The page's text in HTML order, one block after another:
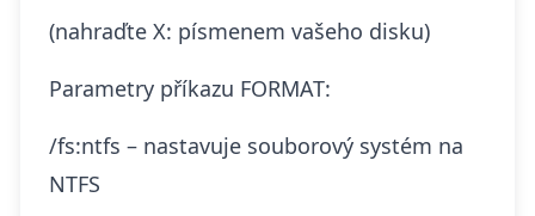
(nahraďte X: písmenem vašeho disku)
Parametry příkazu FORMAT:
/fs:ntfs – nastavuje souborový systém na
NTFS